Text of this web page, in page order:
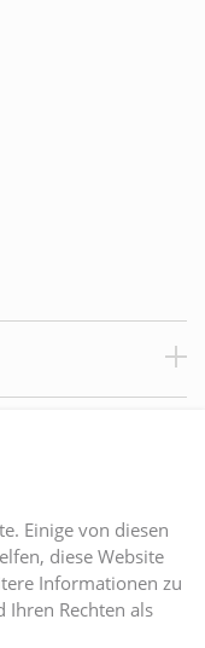
Einige von diesen
diese Website
Informationen zu
Ihren Rechten als